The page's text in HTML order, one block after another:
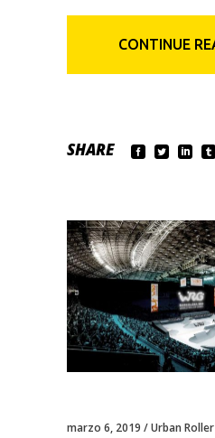
CONTINUE
SHARE
marzo 6, 2019 Urban Roller